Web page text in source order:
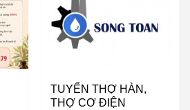
TUYỂN THỢ HÀN,
THỢ CƠ ĐIỆN